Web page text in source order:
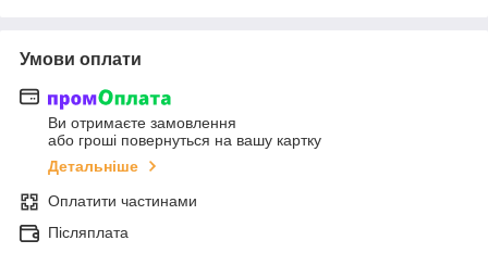
Умови оплати
Ви отримаєте замовлення
або гроші повернуться на вашу картку
Детальніше
Оплатити частинами
Післяплата